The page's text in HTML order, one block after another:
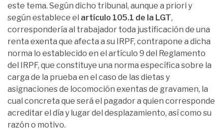
este tema. Según dicho tribunal, aunque a priori y
según establece el artículo 105.1 de la LGT,
correspondería al trabajador toda justificación de una
renta exenta que afecta a su IRPF, contrapone a dicha
norma lo establecido en el artículo 9 del Reglamento
del IRPF, que constituye una norma específica sobre la
carga de la prueba en el caso de las dietas y
asignaciones de locomoción exentas de gravamen, la
cual concreta que será el pagador a quien corresponde
acreditar el día y lugar del desplazamiento, así como su
razón o motivo.